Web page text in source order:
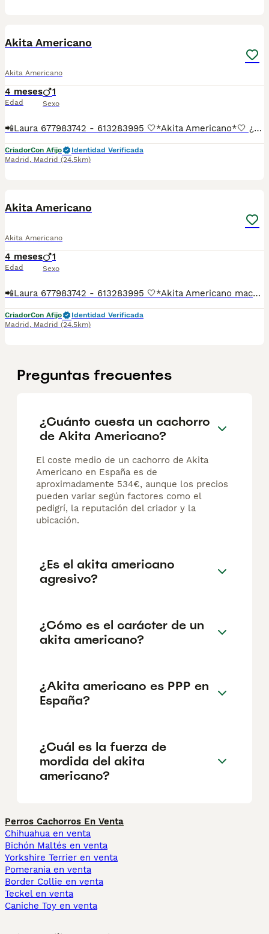
Akita Americano
Akita Americano
4 meses
Edad
1
Sexo
📲Laura 677983742 - 613283995 🤍*Akita Americano*🤍 ¿Buscas un nuevo compañero para tu hogar? ❤️ Tenemos preciosos cachorros listos para encontrar una familia responsable. ✅ Vacunados ✅ Desparasitados ✅ Cartilla sanitaria ✅ Garantías incluidas ✅ Máxima atención y cuidado Se hacen envíos a toda España: Andalucía: Almería, Cádiz, Córdoba, Granada, Huelva, Jaén, Málaga, Sevilla.Aragón: Huesca, Teruel, Zaragoza.Asturias: Oviedo.Baleares: Palma.Canarias: Las Palmas de Gran Canaria, Santa Cruz de Tenerife.Cantabria: Santander.Castilla-La Mancha: Albacete, Ciudad Real, Cuenca, Guadalajara, Toledo.Castilla y León: Ávila, Burgos, León, Palencia, Salamanca, Segovia, Soria, Valladolid, Zamora.Cataluña: Barcelona, Gerona (Girona), Lérida (Lleida), Tarragona.Comunidad Valenciana: Alicante, Castellón de la Plana, Valencia.Extremadura: Badajoz, Cáceres.Galicia: La Coruña (A Coruña), Lugo, Orense (Ourense), Pontevedra.La Rioja: Logroño.Madrid: Madrid.Murcia: Murcia.Navarra: Pamplona.País Vasco: Bilbao (Vizcaya), San Sebastián (Guipúzcoa), Vitoria (Álava). 🐾 Cachorros sanos, sociables y criados con mucho cariño. 📲 ¡Pregunta sin compromiso por disponibilidad, fotos y precios por mensaje privado!
CriadorCon Afijo
Identidad Verificada
Madrid , Madrid (24.5km)
Akita Americano
Akita Americano
4 meses
Edad
1
Sexo
📲Laura 677983742 - 613283995 🤍*Akita Americano macho *🤍 ¿Buscas un nuevo compañero para tu hogar? ❤️ Tenemos preciosos cachorros listos para encontrar una familia responsable. ✅ Vacunados ✅ Desparasitados ✅ Cartilla sanitaria ✅ Garantías incluidas ✅ Máxima atención y cuidado Se hacen envíos a toda España: Andalucía: Almería, Cádiz, Córdoba, Granada, Huelva, Jaén, Málaga, Sevilla.Aragón: Huesca, Teruel, Zaragoza.Asturias: Oviedo.Baleares: Palma.Canarias: Las Palmas de Gran Canaria, Santa Cruz de Tenerife.Cantabria: Santander.Castilla-La Mancha: Albacete, Ciudad Real, Cuenca, Guadalajara, Toledo.Castilla y León: Ávila, Burgos, León, Palencia, Salamanca, Segovia, Soria, Valladolid, Zamora.Cataluña: Barcelona, Gerona (Girona), Lérida (Lleida), Tarragona.Comunidad Valenciana: Alicante, Castellón de la Plana, Valencia.Extremadura: Badajoz, Cáceres.Galicia: La Coruña (A Coruña), Lugo, Orense (Ourense), Pontevedra.La Rioja: Logroño.Madrid: Madrid.Murcia: Murcia.Navarra: Pamplona.País Vasco: Bilbao (Vizcaya), San Sebastián (Guipúzcoa), Vitoria (Álava). 🐾 Cachorros sanos, sociables y criados con mucho cariño. 📲 ¡Pregunta sin compromiso por disponibilidad, fotos y precios por mensaje privado!
CriadorCon Afijo
Identidad Verificada
Madrid , Madrid (24.5km)
Preguntas frecuentes
¿Cuánto cuesta un cachorro
de Akita Americano?
El coste medio de un cachorro de Akita
Americano en España es de
aproximadamente 534€, aunque los precios
pueden variar según factores como el
pedigrí, la reputación del criador y la
ubicación.
¿Es el akita americano
agresivo?
¿Cómo es el carácter de un
akita americano?
¿Akita americano es PPP en
España?
¿Cuál es la fuerza de
mordida del akita
americano?
Perros Cachorros En Venta
Chihuahua en venta
Bichón Maltés en venta
Yorkshire Terrier en venta
Pomerania en venta
Border Collie en venta
Teckel en venta
Caniche Toy en venta